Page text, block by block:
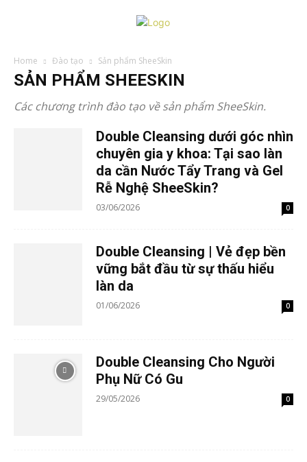
Home Đào tạo Sản phẩm SheeSkin
SẢN PHẨM SHEESKIN
Các chương trình đào tạo về sản phẩm SheeSkin.
Double Cleansing dưới góc nhìn
chuyên gia y khoa: Tại sao làn
da cần Nước Tẩy Trang và Gel
Rễ Nghệ SheeSkin?
03/06/2026 0
Double Cleansing | Vẻ đẹp bền
vững bắt đầu từ sự thấu hiểu
làn da
01/06/2026 0
Double Cleansing Cho Người
Phụ Nữ Có Gu
29/05/2026 0